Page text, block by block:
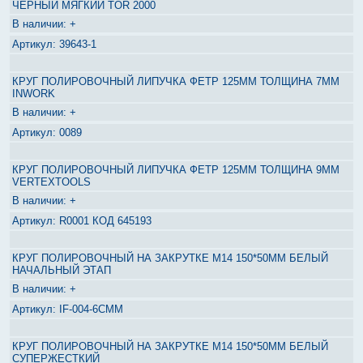
ЧЕРНЫЙ МЯГКИЙ TOR 2000
+
39643-1
КРУГ ПОЛИРОВОЧНЫЙ ЛИПУЧКА ФЕТР 125ММ ТОЛЩИНА 7ММ
INWORK
+
0089
КРУГ ПОЛИРОВОЧНЫЙ ЛИПУЧКА ФЕТР 125ММ ТОЛЩИНА 9ММ
VERTEXTOOLS
+
R0001 КОД 645193
КРУГ ПОЛИРОВОЧНЫЙ НА ЗАКРУТКЕ М14 150*50ММ БЕЛЫЙ
НАЧАЛЬНЫЙ ЭТАП
+
IF-004-6CMM
КРУГ ПОЛИРОВОЧНЫЙ НА ЗАКРУТКЕ М14 150*50ММ БЕЛЫЙ
СУПЕРЖЕСТКИЙ